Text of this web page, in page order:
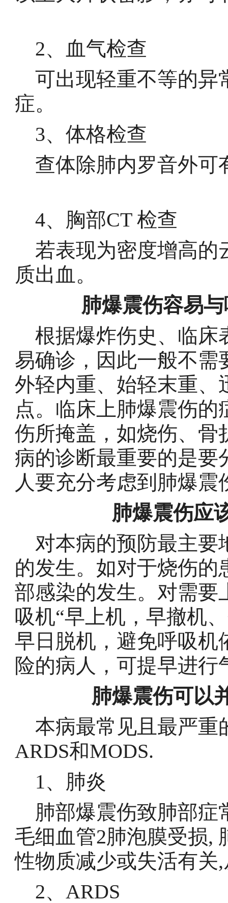
2、血气检查
可出现轻重不等的异
症。
3、体格检查
查体除肺内罗音外可
4、胸部CT 检
若表现为密度增高的
质出血。
肺爆震伤容易
根据爆炸伤史、临床
易确诊，因此一般不需
外轻内重、始轻末重、
点。临床上肺爆震伤
伤所掩盖，如烧伤、骨
病的诊断最重要的是要
人要充分考虑到肺爆
肺爆震伤应
对本病的预防最主要
的发生。如对于烧伤
部感染的发生。对需要
吸机“早上机，早撤机
早日脱机，避免呼吸机
险的病人，可提早进行
肺爆震伤可
本病最常见且最严重
ARDS和MODS.
1、肺炎
肺部爆震伤致肺部症
毛细血管2肺泡膜受损,
性物质减少或失活
2、ARDS